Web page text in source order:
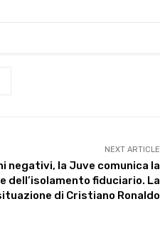
NEXT ARTICLE
negativi, la Juve comunica la
dell’isolamento fiduciario. La
di Cristiano Ronaldo